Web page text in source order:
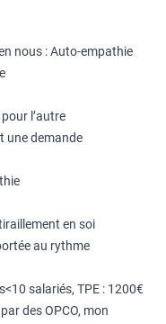
nous : Auto-empathie
l’autre
une demande
en soi
au rythme
salariés, TPE : 1200€
des OPCO, mon